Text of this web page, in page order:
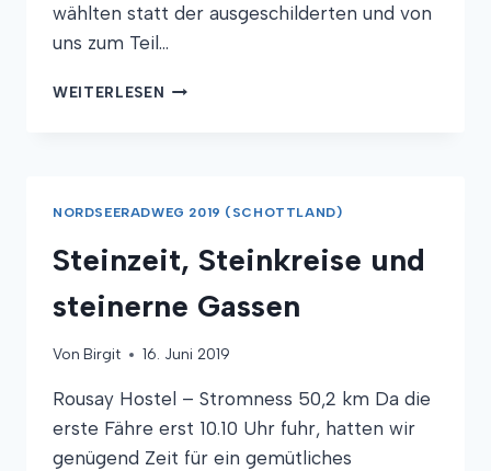
wählten statt der ausgeschilderten und von
uns zum Teil…
WEITERLESEN MORD
NORDSEERADWEG 2019 (SCHOTTLAND)
Steinzeit, Steinkreise und
steinerne Gassen
Von Birgit 16. Juni 2019
Rousay Hostel – Stromness 50,2 km Da die
erste Fähre erst 10.10 Uhr fuhr, hatten wir
genügend Zeit für ein gemütliches